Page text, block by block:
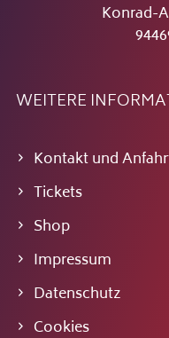
Konrad-
WEITERE
Kontakt und
Tickets
Shop
Impressum
Datenschutz
Cookies